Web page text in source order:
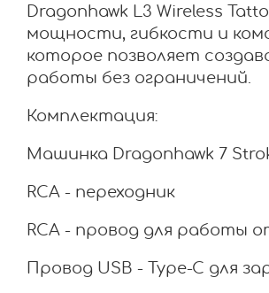
Dragonhawk L3 Wireless
мощности, гибкости и
которое позволяет
работы без ограничений.
Комплектация:
Машинка Dragonhawk 7
RCA - переходник
RCA - провод для работы
Провод USB - Type-C для